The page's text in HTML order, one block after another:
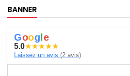
BANNER
Goog e
5.0★★★★★
Laissez un avis (2 avis)